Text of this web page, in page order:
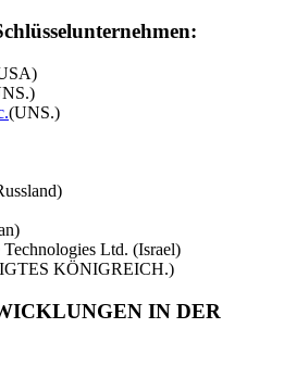
(UNS.)
Ltd. (Israel)
KÖNIGREICH.)
IN DER